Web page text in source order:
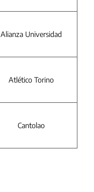
Alianza Universidad
Atlético Torino
Cantolao